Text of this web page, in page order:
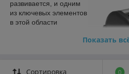
развивается, и одним
из ключевых элементов
в этой области
разработанные для
Показать
Сортировка 0